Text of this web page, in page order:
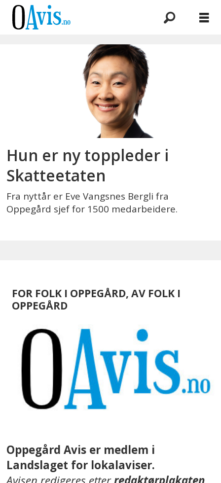
Hun er ny toppleder i
Skatteetaten
Fra nyttår er Eve Vangsnes Bergli fra
Oppegård sjef for 1500 medarbeidere.
FOR FOLK I OPPEGÅRD, AV FOLK I
OPPEGÅRD
Oppegård Avis er medlem i
Landslaget for lokalaviser.